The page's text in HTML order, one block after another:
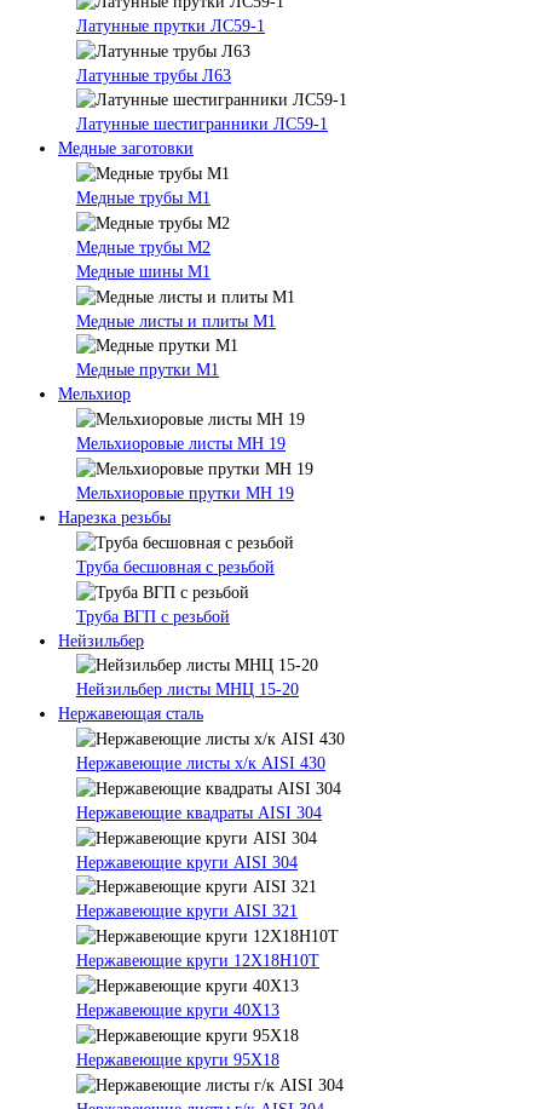
Латунные прутки ЛС59-1
Латунные трубы Л63
Латунные шестигранники ЛС59-1
Медные заготовки
Медные трубы М1
Медные трубы М2
Медные шины М1
Медные листы и плиты М1
Медные прутки М1
Мельхиор
Мельхиоровые листы МН 19
Мельхиоровые прутки МН 19
Нарезка резьбы
Труба бесшовная с резьбой
Труба ВГП с резьбой
Нейзильбер
Нейзильбер листы МНЦ 15-20
Нержавеющая сталь
Нержавеющие листы х/к AISI 430
Нержавеющие квадраты AISI 304
Нержавеющие круги AISI 304
Нержавеющие круги AISI 321
Нержавеющие круги 12Х18Н10Т
Нержавеющие круги 40Х13
Нержавеющие круги 95Х18